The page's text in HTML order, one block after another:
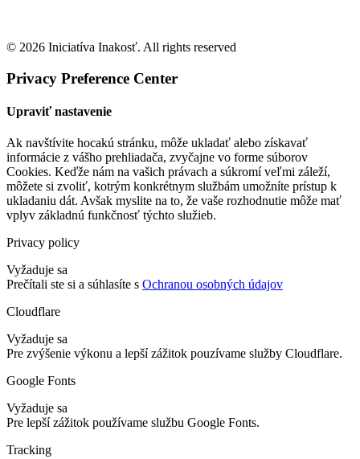
© 2026 Iniciatíva Inakosť. All rights reserved
Privacy Preference Center
Upraviť nastavenie
Ak navštívite hocakú stránku, môže ukladať alebo získavať
informácie z vášho prehliadača, zvyčajne vo forme súborov
Cookies. Keďže nám na vašich právach a súkromí veľmi záleží,
môžete si zvoliť, kotrým konkrétnym službám umožníte prístup k
ukladaniu dát. Avšak myslite na to, že vaše rozhodnutie môže mať
vplyv základnú funkčnosť týchto služieb.
Privacy policy
Vyžaduje sa
Prečítali ste si a súhlasíte s Ochranou osobných údajov
Cloudflare
Vyžaduje sa
Pre zvýšenie výkonu a lepší zážitok pouzívame služby Cloudflare.
Google Fonts
Vyžaduje sa
Pre lepší zážitok používame službu Google Fonts.
Tracking